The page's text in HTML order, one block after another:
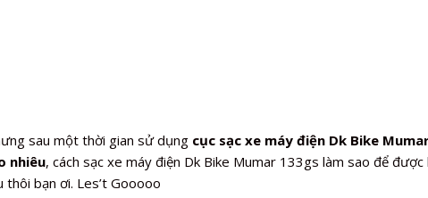
sau một thời gian sử dụng cục sạc xe máy điện Dk Bike
nhiêu, cách sạc xe máy điện Dk Bike Mumar 133gs làm sao để
bạn ơi. Les’t Gooooo